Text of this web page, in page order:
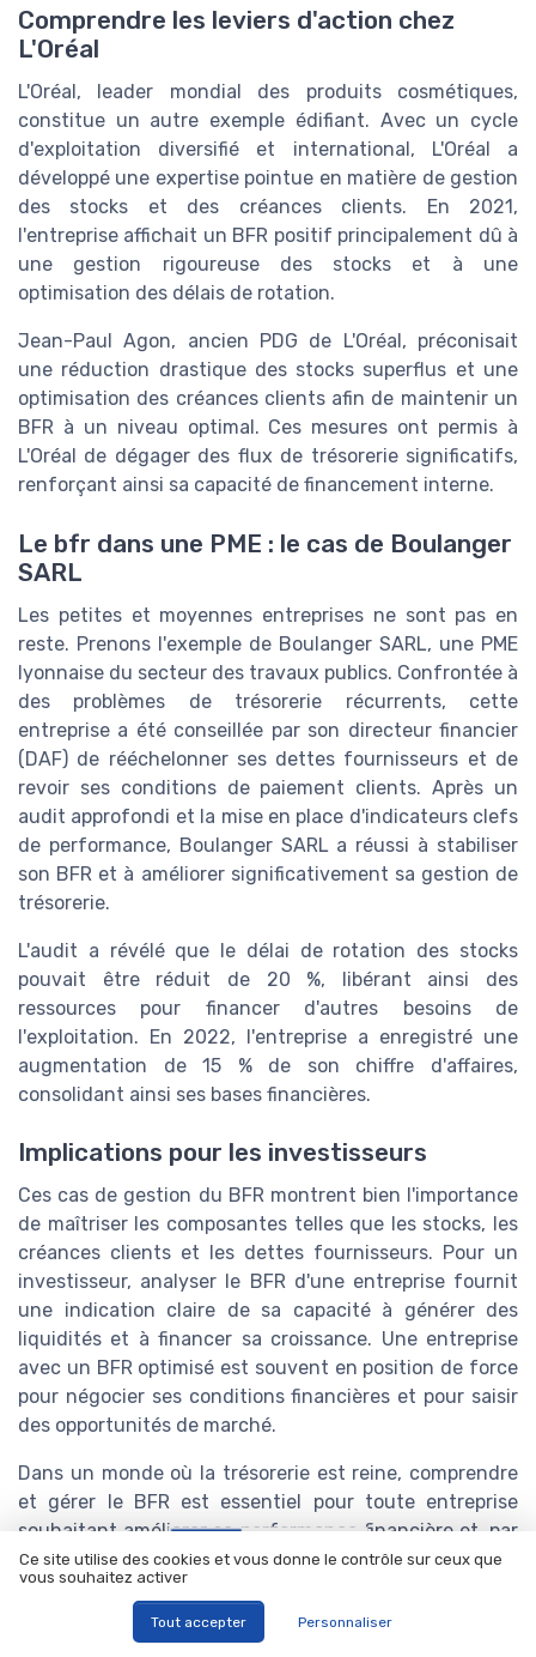
Comprendre les leviers d'action chez
L'Oréal
L'Oréal, leader mondial des produits cosmétiques,
constitue un autre exemple édifiant. Avec un cycle
d'exploitation diversifié et international, L'Oréal a
développé une expertise pointue en matière de gestion
des stocks et des créances clients. En 2021,
l'entreprise affichait un BFR positif principalement dû à
une gestion rigoureuse des stocks et à une
optimisation des délais de rotation.
Jean-Paul Agon, ancien PDG de L'Oréal, préconisait
une réduction drastique des stocks superflus et une
optimisation des créances clients afin de maintenir un
BFR à un niveau optimal. Ces mesures ont permis à
L'Oréal de dégager des flux de trésorerie significatifs,
renforçant ainsi sa capacité de financement interne.
Le bfr dans une PME : le cas de Boulanger
SARL
Les petites et moyennes entreprises ne sont pas en
reste. Prenons l'exemple de Boulanger SARL, une PME
lyonnaise du secteur des travaux publics. Confrontée à
des problèmes de trésorerie récurrents, cette
entreprise a été conseillée par son directeur financier
(DAF) de rééchelonner ses dettes fournisseurs et de
revoir ses conditions de paiement clients. Après un
audit approfondi et la mise en place d'indicateurs clefs
de performance, Boulanger SARL a réussi à stabiliser
son BFR et à améliorer significativement sa gestion de
trésorerie.
L'audit a révélé que le délai de rotation des stocks
pouvait être réduit de 20 %, libérant ainsi des
ressources pour financer d'autres besoins de
l'exploitation. En 2022, l'entreprise a enregistré une
augmentation de 15 % de son chiffre d'affaires,
consolidant ainsi ses bases financières.
Implications pour les investisseurs
Ces cas de gestion du BFR montrent bien l'importance
de maîtriser les composantes telles que les stocks, les
créances clients et les dettes fournisseurs. Pour un
investisseur, analyser le BFR d'une entreprise fournit
une indication claire de sa capacité à générer des
liquidités et à financer sa croissance. Une entreprise
avec un BFR optimisé est souvent en position de force
pour négocier ses conditions financières et pour saisir
des opportunités de marché.
Dans un monde où la trésorerie est reine, comprendre
et gérer le BFR est essentiel pour toute entreprise
souhaitant améliorer sa performance financière et, par
extension, attirer des investisseurs.
Titres-restaurant :
le guide complet pour
Ce site utilise des cookies et vous donne le contrôle sur ceux que
vous souhaitez activer
Tout accepter Personnaliser